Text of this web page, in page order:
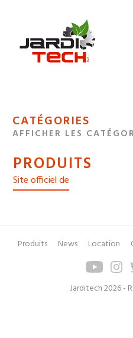
Jarditech
MENU
DE
DES
CATÉGORIES
AFFICHER LES
PRODUITS
Site officiel de
Pied
Menu
navigation
Produits News Location
Jarditech 2026 -